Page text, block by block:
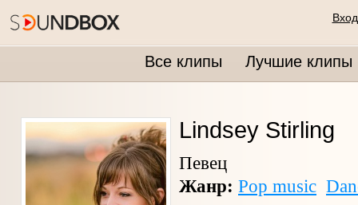
Все клипы Лучшие клипы
Lindsey Stirling
Певец
Жанр: Pop music